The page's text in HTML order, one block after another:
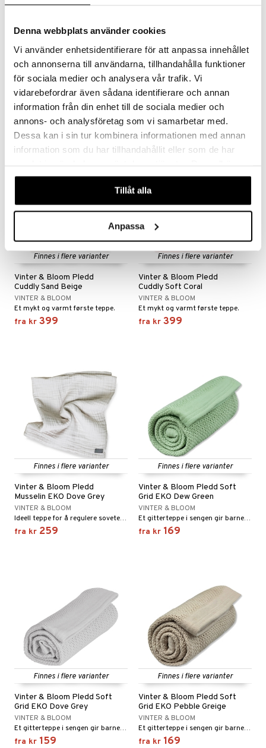
Denna webbplats använder cookies
Vi använder enhetsidentifierare för att anpassa innehållet
och annonserna till användarna, tillhandahålla funktioner
för sociala medier och analysera vår trafik. Vi
vidarebefordrar även sådana identifierare och annan
information från din enhet till de sociala medier och
annons- och analysföretag som vi samarbetar med.
Dessa kan i sin tur kombinera informationen med annan
information som du har tillhandahållit eller som de har
våra cookies vid fortsatt användande av vår webbplats.
Tillåt alla
Anpassa
Finnes i flere varianter
Vinter & Bloom Pledd
Cuddly Dusty Rose
VINTER & BLOOM
Et mykt og varmt første teppe.
frakr 349
Finnes i flere varianter
Vinter & Bloom Pledd
Cuddly Sage Green
VINTER & BLOOM
Et mykt og varmt første teppe.
frakr 349
Finnes i flere varianter
Vinter & Bloom Pledd
Cuddly Sand Beige
VINTER & BLOOM
Et mykt og varmt første teppe.
fra kr 399
Finnes i flere varianter
Vinter & Bloom Pledd
Cuddly Soft Coral
VINTER & BLOOM
Et mykt og varmt første teppe.
fra kr 399
Finnes i flere varianter
Vinter & Bloom Pledd
Musselin EKO Dove Grey
VINTER & BLOOM
Ideell teppe for å regulere sovetemperaturen.
fra kr 259
Finnes i flere varianter
Vinter & Bloom Pledd Soft
Grid EKO Dew Green
VINTER & BLOOM
Et gitterteppe i sengen gir barnet akkurat den rette varmen.
fra kr 169
Finnes i flere varianter
Vinter & Bloom Pledd Soft
Grid EKO Dove Grey
VINTER & BLOOM
Et gitterteppe i sengen gir barnet akkurat den rette varmen.
fra kr 159
Finnes i flere varianter
Vinter & Bloom Pledd Soft
Grid EKO Pebble Greige
VINTER & BLOOM
Et gitterteppe i sengen gir barnet akkurat den rette varmen.
fra kr 169